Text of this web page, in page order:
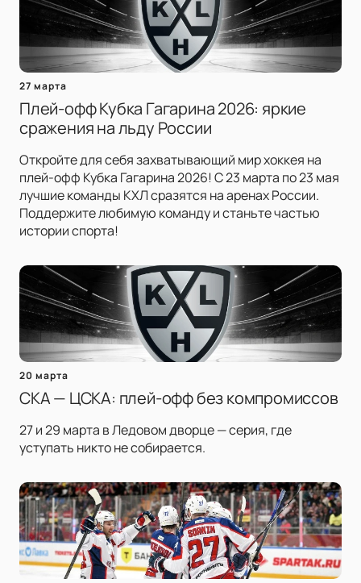
27 марта
Плей-офф Кубка Гагарина 2026: яркие
сражения на льду России
Откройте для себя захватывающий мир хоккея на
плей-офф Кубка Гагарина 2026! С 23 марта по 23 мая
лучшие команды КХЛ сразятся на аренах России.
Поддержите любимую команду и станьте частью
истории спорта!
20 марта
СКА — ЦСКА: плей-офф без компромиссов
27 и 29 марта в Ледовом дворце — серия, где
уступать никто не собирается.